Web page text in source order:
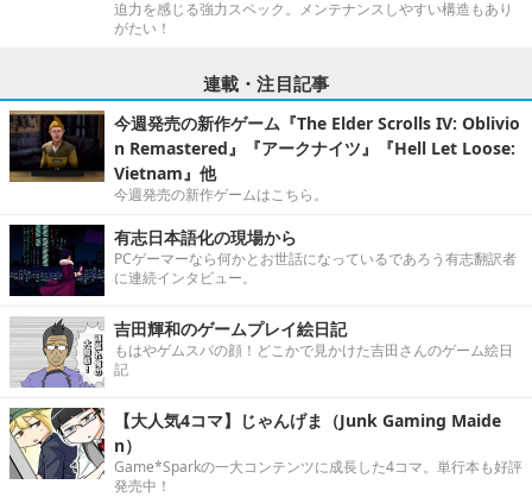
迫力を感じる強力スペック。メンテナンスしやすい構造もあり
がたい！
連載・注目記事
今週発売の新作ゲーム『The Elder Scrolls IV: Oblivio
n Remastered』『アークナイツ』『Hell Let Loose:
Vietnam』他
今週発売の新作ゲームはこちら。
有志日本語化の現場から
PCゲーマーなら何かとお世話になっているであろう有志翻訳者
に連続インタビュー。
吉田輝和のゲームプレイ絵日記
もはやゲムスパの顔！どこかで見かけた吉田さんのゲーム絵日
記
【大人気4コマ】じゃんげま（Junk Gaming Maide
n）
Game*Sparkの一大コンテンツに成長した4コマ。単行本も好評
発売中！